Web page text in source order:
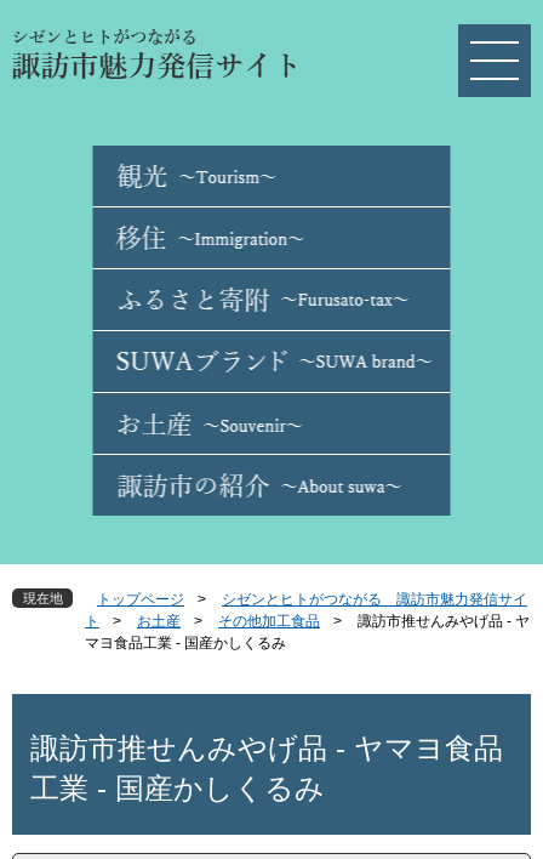
ー
ジ
ニ
ュ
現在地 トップページ >
シゼンとヒトがつながる 諏訪市魅力発信サイ
ト
> お土産 > その他加工食品 >
諏訪市推せんみやげ品 - ヤ
マヨ食品工業 - 国産かしくるみ
諏訪市推せんみやげ品 - ヤマヨ食品
工業 - 国産かしくるみ